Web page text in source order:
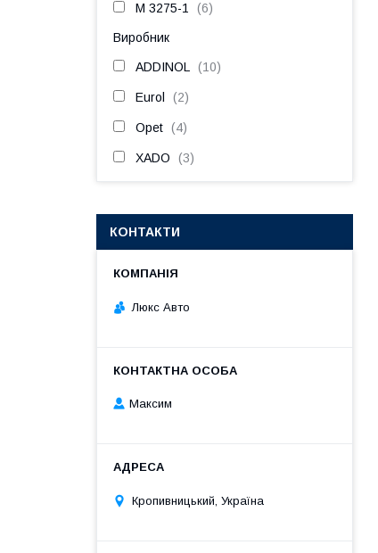
M 3275-1 6
Виробник
ADDINOL 10
Eurol 2
Opet 4
ХАDО 3
КОНТАКТИ
Люкс Авто
Максим
Кропивницький, Україна